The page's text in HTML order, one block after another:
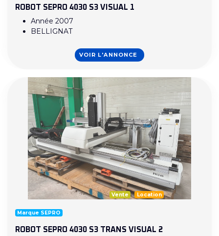
ROBOT SEPRO 4030 S3 VISUAL 1
Année 2007
BELLIGNAT
VOIR L'ANNONCE
Vente Location
Marque SEPRO
ROBOT SEPRO 4030 S3 TRANS VISUAL 2